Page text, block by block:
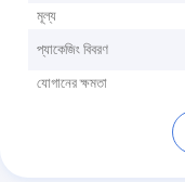
মূল্য
প্যাকেজিং বিবরণ
যোগানের ক্ষমতা